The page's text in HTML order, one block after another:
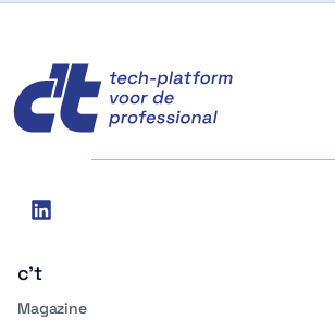
Social
linkedin
c't
Magazine